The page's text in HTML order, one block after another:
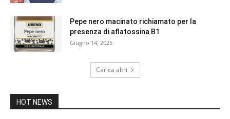
Pepe nero macinato richiamato per la
presenza di aflatossina B1
Giugno 14, 2025
Carica altri
HOT NEWS